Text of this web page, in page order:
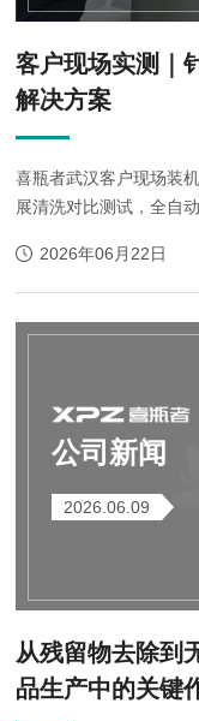
客户现场实测｜
解决方案
喜瓶者武汉客户现场装
展清洗对比测试，全自
2026年06月22日
公司新闻
2026.06.09
从残留物去除到
品生产中的关键